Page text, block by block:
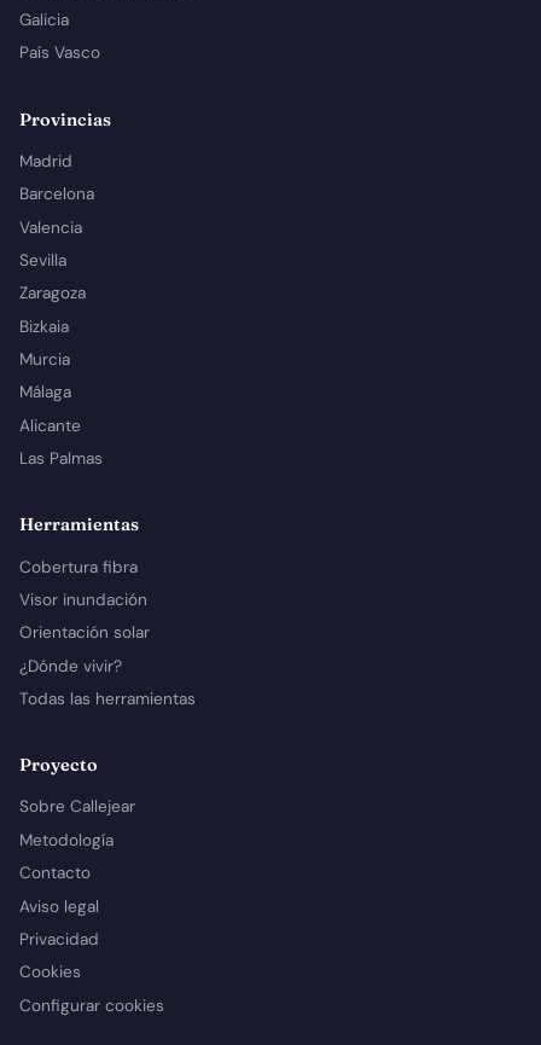
Galicia
País Vasco
Provincias
Madrid
Barcelona
Valencia
Sevilla
Zaragoza
Bizkaia
Murcia
Málaga
Alicante
Las Palmas
Herramientas
Cobertura fibra
Visor inundación
Orientación solar
¿Dónde vivir?
Todas las herramientas
Proyecto
Sobre Callejear
Metodología
Contacto
Aviso legal
Privacidad
Cookies
Configurar cookies